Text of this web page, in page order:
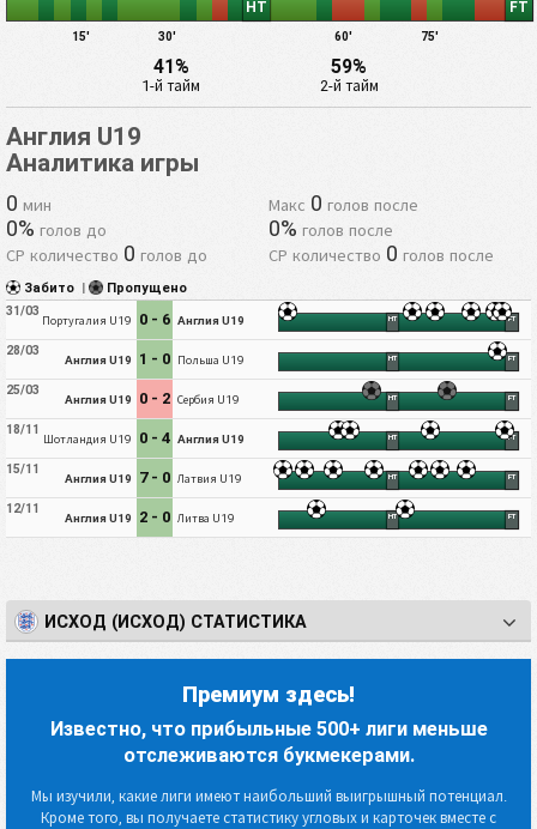
15' 30'
HT
60' 75'
FT
41%
1-й тайм
59%
2-й тайм
Англия U19
Аналитика игры
0 мин Макс 0 голов после
0% голов до 0% голов после
СР количество 0 голов до СР количество 0 голов после
Забито
Пропущено
31/03
Португалия U19 0 - 6 Англия U19 HT FT
28/03
Англия U19 1 - 0 Польша U19 HT FT
25/03
Англия U19 0 - 2 Сербия U19 HT FT
18/11
Шотландия U19 0 - 4 Англия U19 HT FT
15/11
Англия U19 7 - 0 Латвия U19 HT FT
12/11
Англия U19 2 - 0 Литва U19 HT FT
ИСХОД (ИСХОД) СТАТИСТИКА
Премиум здесь!
Известно, что прибыльные 500+ лиги меньше
отслеживаются букмекерами.
Мы изучили, какие лиги имеют наибольший выигрышный потенциал.
Кроме того, вы получаете статистику угловых и карточек вместе с